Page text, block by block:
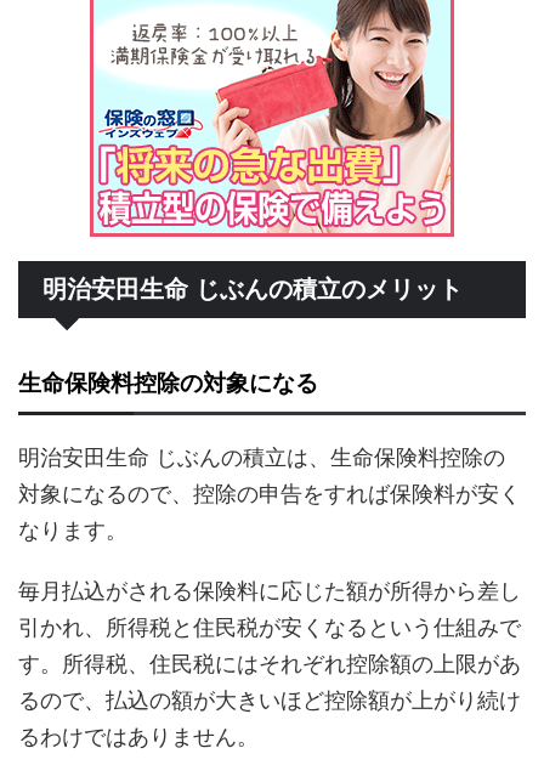
明治安田生命 じぶんの積立のメリット
生命保険料控除の対象になる
明治安田生命 じぶんの積立は、生命保険料控除の
対象になるので、控除の申告をすれば保険料が安く
なります。
毎月払込がされる保険料に応じた額が所得から差し
引かれ、所得税と住民税が安くなるという仕組みで
す。所得税、住民税にはそれぞれ控除額の上限があ
るので、払込の額が大きいほど控除額が上がり続け
るわけではありません。